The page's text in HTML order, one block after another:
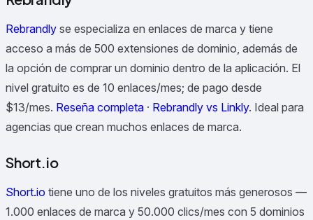
Rebrandly se especializa en enlaces de marca y tiene
acceso a más de 500 extensiones de dominio, además de
la opción de comprar un dominio dentro de la aplicación. El
nivel gratuito es de 10 enlaces/mes; de pago desde
$13/mes. Reseña completa · Rebrandly vs Linkly. Ideal para
agencias que crean muchos enlaces de marca.
Short.io
Short.io tiene uno de los niveles gratuitos más generosos —
1.000 enlaces de marca y 50.000 clics/mes con 5 dominios